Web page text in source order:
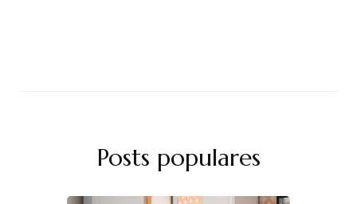
Posts populares